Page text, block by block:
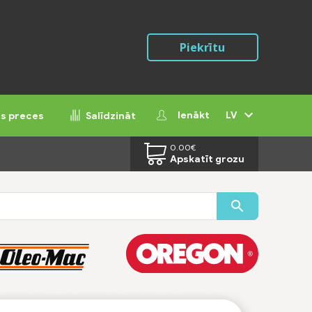
Piekrītu
preces Salīdzināt Ienākt LV
0.00€
Apskatīt grozu